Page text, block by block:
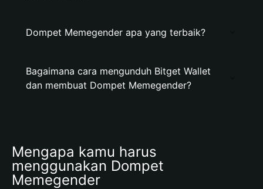
Dompet Memegender apa yang terbaik?
Bagaimana cara mengunduh Bitget Wallet
dan membuat Dompet Memegender?
Mengapa kamu harus
menggunakan Dompet
Memegender